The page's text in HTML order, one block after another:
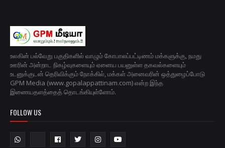
உலகின் பல்வேறு பகுதிகளில் வாழும் கோபாலப்பட்டிணம் மக்களுக்கு, நமது
ஊரின் அன்றாட நிகழ்வுகளையும் ஏனைய பயனுள்ள தகவல்களையும்
உடனுக்குடன் தெரிவிக்கும் நோக்கில், மக்கள் அனைவரின் ஒத்துழைப்போடு
GPM Media (www.gopalappattinam.com) என்ற இந்த
இணையதளத்தைத் தொடங்கியுள்ளோம்.
FOLLOW US